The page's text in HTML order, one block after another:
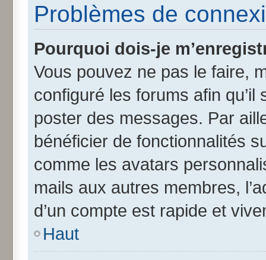
Problèmes de
Pourquoi dois-je
Vous pouvez ne pas le faire,
configuré les forums afin
poster des messages. Par
bénéficier de fonctionnalités
comme les avatars
mails aux autres membres,
d’un compte est rapide et
Haut